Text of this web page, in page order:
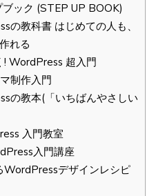
ック (STEP UP BOOK)
の教科書 はじめての人も、
れる
! WordPress 超入門
制作入門
の教本(「いちばんやさしい
入門教室
入門講座
WordPressデザインレシピ